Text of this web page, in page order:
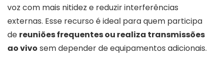
voz com mais nitidez e reduzir interferências
externas. Esse recurso é ideal para quem participa
de reuniões frequentes ou realiza transmissões
ao vivo sem depender de equipamentos adicionais.